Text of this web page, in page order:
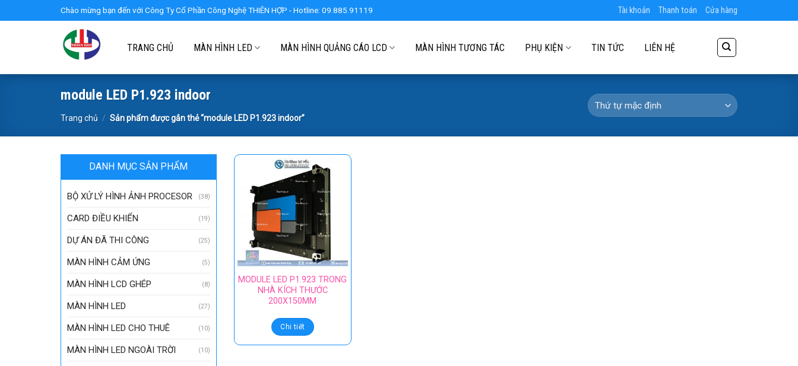
to
Chào mừng bạn đến với Công Ty Cổ Phần Công Nghệ THIÊN HỢP - Hotline: 09.885.91119 Tài khoản Thanh toán Cửa hàng
TRANG CHỦ MÀN HÌNH LED MÀN HÌNH QUẢNG CÁO LCD MÀN HÌNH TƯƠNG TÁC PHỤ KIỆN TIN TỨC LIÊN HỆ
module LED P1.923 indoor
Trang chủ / Sản phẩm được gắn thẻ “module LED P1.923 indoor”
DANH MỤC SẢN PHẨM
BỘ XỬ LÝ HÌNH ẢNH PROCESOR (38)
CARD ĐIỀU KHIỂN (19)
DỰ ÁN ĐÃ THI CÔNG (25)
MÀN HÌNH CẢM ỨNG (5)
MÀN HÌNH LCD GHÉP (8)
MÀN HÌNH LED (27)
MÀN HÌNH LED CHO THUÊ (10)
MÀN HÌNH LED NGOÀI TRỜI (10)
MODULE LED P1.923 TRONG
NHÀ KÍCH THƯỚC
200X150MM
Chi tiết